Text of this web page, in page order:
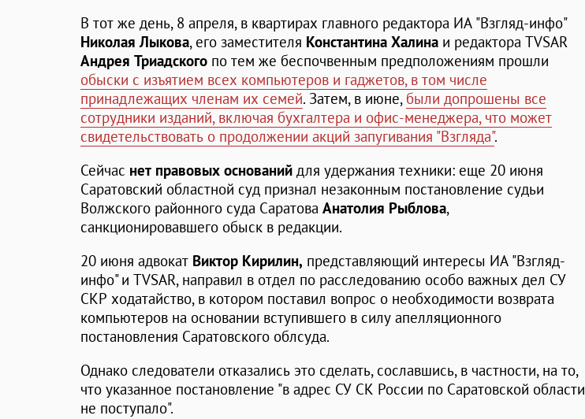
В тот же день, 8 апреля, в квартирах главного редактора ИА "Взгляд-инфо"
Николая Лыкова, его заместителя Константина Халина и редактора TVSAR
Андрея Триадского по тем же беспочвенным предположениям прошли
обыски с изъятием всех компьютеров и гаджетов, в том числе
принадлежащих членам их семей. Затем, в июне, были допрошены все
сотрудники изданий, включая бухгалтера и офис-менеджера, что может
свидетельствовать о продолжении акций запугивания "Взгляда".
Сейчас нет правовых оснований для удержания техники: еще 20 июня
Саратовский областной суд признал незаконным постановление судьи
Волжского районного суда Саратова Анатолия Рыблова,
санкционировавшего обыск в редакции.
20 июня адвокат Виктор Кирилин, представляющий интересы ИА "Взгляд-
инфо" и TVSAR, направил в отдел по расследованию особо важных дел СУ
СКР ходатайство, в котором поставил вопрос о необходимости возврата
компьютеров на основании вступившего в силу апелляционного
постановления Саратовского облсуда.
Однако следователи отказались это сделать, сославшись, в частности, на то,
что указанное постановление "в адрес СУ СК России по Саратовской области
не поступало".